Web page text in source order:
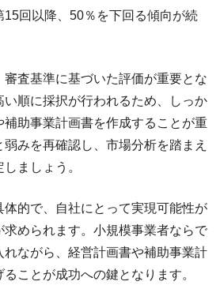
15回以降、50％を下回る傾向が続
査基準に基づいた評価が重要とな
い順に採択が行われるため、しっか
補助事業計画書を作成することが重
みを再確認し、市場分析を踏まえ
ましょう。
体的で、自社にとって実現可能性が
められます。小規模事業者ならで
れながら、経営計画書や補助事業計
ことが成功への鍵となります。